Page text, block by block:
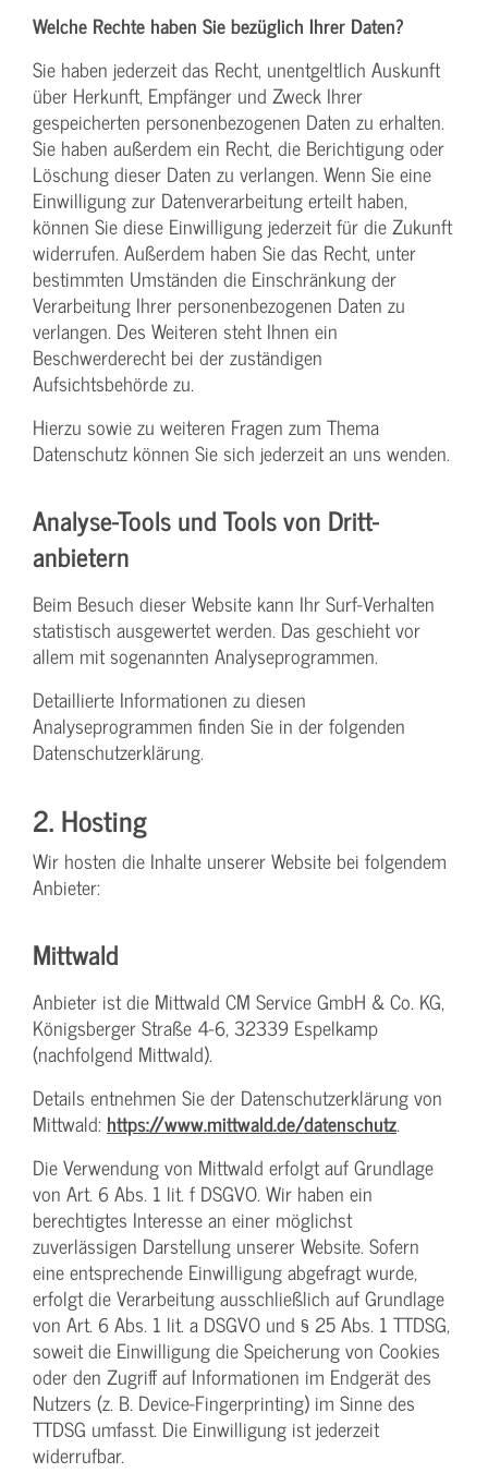
Welche Rechte haben Sie bezüglich Ihrer Daten?
Sie haben jederzeit das Recht, unentgeltlich Auskunft
über Herkunft, Empfänger und Zweck Ihrer
gespeicherten personenbezogenen Daten zu erhalten.
Sie haben außerdem ein Recht, die Berichtigung oder
Löschung dieser Daten zu verlangen. Wenn Sie eine
Einwilligung zur Datenverarbeitung erteilt haben,
können Sie diese Einwilligung jederzeit für die Zukunft
widerrufen. Außerdem haben Sie das Recht, unter
bestimmten Umständen die Einschränkung der
Verarbeitung Ihrer personenbezogenen Daten zu
verlangen. Des Weiteren steht Ihnen ein
Beschwerderecht bei der zuständigen
Aufsichtsbehörde zu.
Hierzu sowie zu weiteren Fragen zum Thema
Datenschutz können Sie sich jederzeit an uns wenden.
Analyse-Tools und Tools von Dritt­
anbietern
Beim Besuch dieser Website kann Ihr Surf-Verhalten
statistisch ausgewertet werden. Das geschieht vor
allem mit sogenannten Analyseprogrammen.
Detaillierte Informationen zu diesen
Analyseprogrammen finden Sie in der folgenden
Datenschutzerklärung.
2. Hosting
Wir hosten die Inhalte unserer Website bei folgendem
Anbieter:
Mittwald
Anbieter ist die Mittwald CM Service GmbH & Co. KG,
Königsberger Straße 4-6, 32339 Espelkamp
(nachfolgend Mittwald).
Details entnehmen Sie der Datenschutzerklärung von
Mittwald: https://www.mittwald.de/datenschutz.
Die Verwendung von Mittwald erfolgt auf Grundlage
von Art. 6 Abs. 1 lit. f DSGVO. Wir haben ein
berechtigtes Interesse an einer möglichst
zuverlässigen Darstellung unserer Website. Sofern
eine entsprechende Einwilligung abgefragt wurde,
erfolgt die Verarbeitung ausschließlich auf Grundlage
von Art. 6 Abs. 1 lit. a DSGVO und § 25 Abs. 1 TTDSG,
soweit die Einwilligung die Speicherung von Cookies
oder den Zugriff auf Informationen im Endgerät des
Nutzers (z. B. Device-Fingerprinting) im Sinne des
TTDSG umfasst. Die Einwilligung ist jederzeit
widerrufbar.